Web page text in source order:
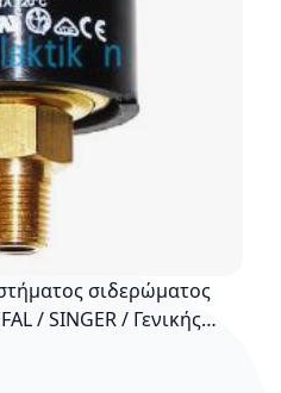
/ SINGER / Γενικής